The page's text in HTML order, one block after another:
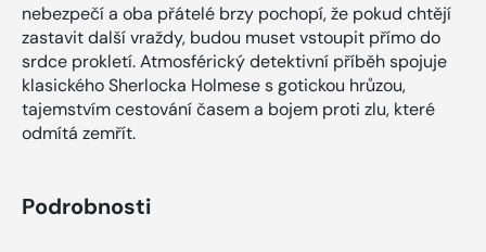
nebezpečí a oba přátelé brzy pochopí, že pokud chtějí
zastavit další vraždy, budou muset vstoupit přímo do
srdce prokletí. Atmosférický detektivní příběh spojuje
klasického Sherlocka Holmese s gotickou hrůzou,
tajemstvím cestování časem a bojem proti zlu, které
odmítá zemřít.
Podrobnosti